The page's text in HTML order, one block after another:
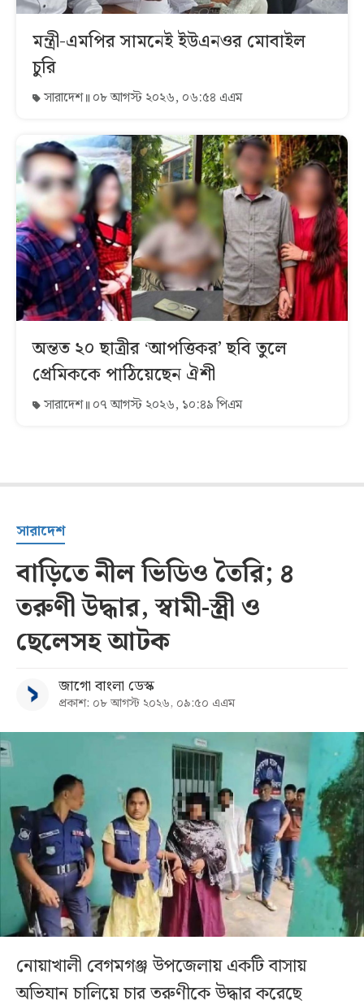
মন্ত্রী-এমপির সামনেই ইউএনওর মোবাইল
চুরি
সারাদেশ ০৮ আগস্ট ২০২৬, ০৬:৫৪ এএম
অন্তত ২০ ছাত্রীর ‘আপত্তিকর’ ছবি তুলে
প্রেমিককে পাঠিয়েছেন ঐশী
সারাদেশ ০৭ আগস্ট ২০২৬, ১০:৪৯ পিএম
সারাদেশ
বাড়িতে নীল ভিডিও তৈরি; ৪
তরুণী উদ্ধার, স্বামী-স্ত্রী ও
ছেলেসহ আটক
জাগো বাংলা ডেস্ক
প্রকাশ: ০৮ আগস্ট ২০২৬, ০৯:৫০ এএম
নোয়াখালী বেগমগঞ্জ উপজেলায় একটি বাসায়
অভিযান চালিয়ে চার তরুণীকে উদ্ধার করেছে